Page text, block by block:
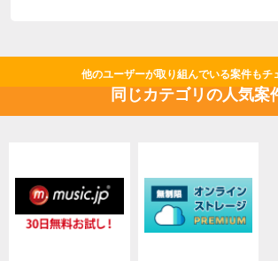
他のユーザーが取り組んでいる案件もチ
同じカテゴリの人気案